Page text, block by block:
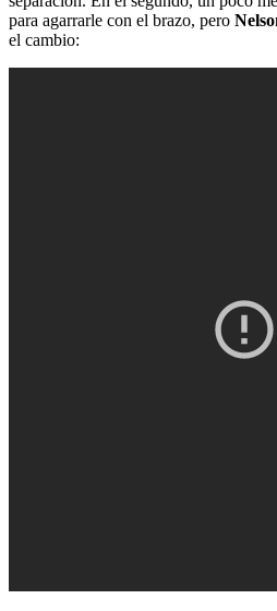
para agarrarle con el brazo, pero
el cambio: